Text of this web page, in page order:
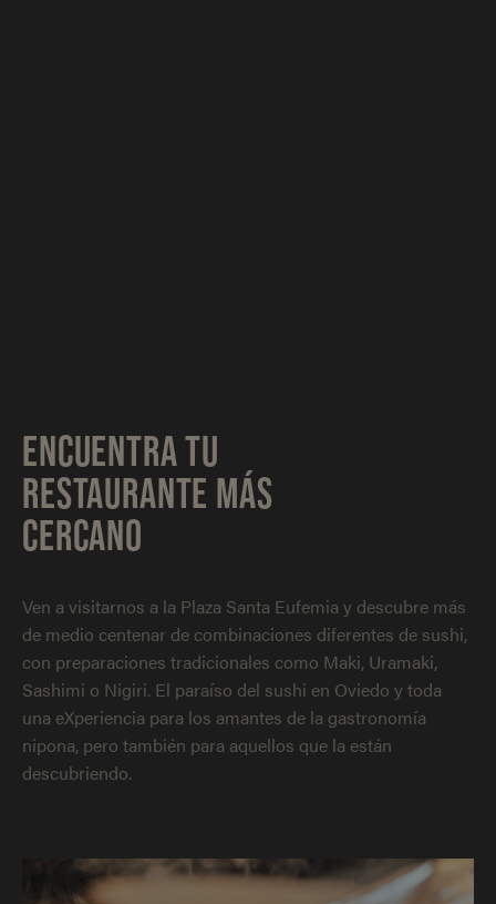
ENCUENTRA TU
RESTAURANTE MÁS
CERCANO
Ven a visitarnos a la Plaza Santa Eufemia y descubre más
de medio centenar de combinaciones diferentes de sushi,
con preparaciones tradicionales como Maki, Uramaki,
Sashimi o Nigiri. El paraíso del sushi en Oviedo y toda
una eXperiencia para los amantes de la gastronomía
nipona, pero también para aquellos que la están
descubriendo.